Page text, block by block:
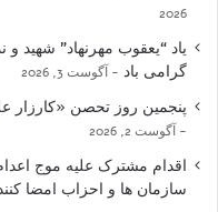
2026
یاد “یعقوب مهرنهاد” شهید
گرامی باد
آگوست 3, 2026
پنجمین روز تحصن «کارزار
آگوست 2, 2026
اقدام مشترک علیه موج
سازمان ها و احزاب امضا